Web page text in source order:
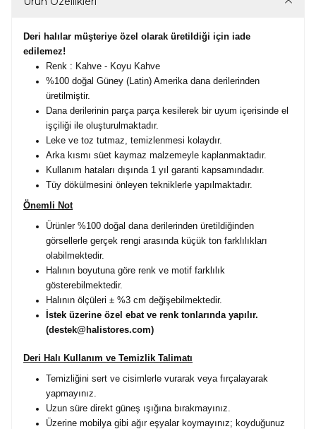
Deri halılar müşteriye özel olarak üretildiği için iade
edilemez!
Renk : Kahve - Koyu Kahve
%100 doğal Güney (Latin) Amerika dana derilerinden
üretilmiştir.
Dana derilerinin parça parça kesilerek bir uyum içerisinde el
işçiliği ile oluşturulmaktadır.
Leke ve toz tutmaz, temizlenmesi kolaydır.
Arka kısmı süet kaymaz malzemeyle kaplanmaktadır.
Kullanım hataları dışında 1 yıl garanti kapsamındadır.
Tüy dökülmesini önleyen tekniklerle yapılmaktadır.
Önemli Not
Ürünler %100 doğal dana derilerinden üretildiğinden
görsellerle gerçek rengi arasında küçük ton farklılıkları
olabilmektedir.
Halının boyutuna göre renk ve motif farklılık
gösterebilmektedir.
Halının ölçüleri ± %3 cm değişebilmektedir.
İstek üzerine özel ebat ve renk tonlarında yapılır.
(destek@halistores.com)
Deri Halı Kullanım ve Temizlik Talimatı
Temizliğini sert ve cisimlerle vurarak veya fırçalayarak
yapmayınız.
Uzun süre direkt güneş ışığına bırakmayınız.
Üzerine mobilya gibi ağır eşyalar koymayınız; koyduğunuz